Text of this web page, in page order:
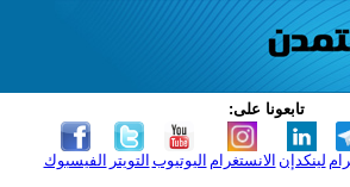
تابعونا على:
الفيسبوك التويتر اليوتيوب الانستغرام لينكدإن